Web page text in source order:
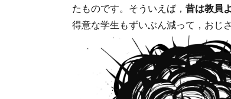
たものです。そういえば， 昔は教員
得意な学生もずいぶん減って，おじ